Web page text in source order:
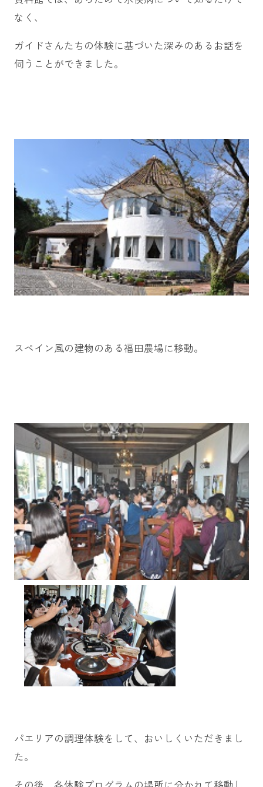
なく、
ガイドさんたちの体験に基づいた深みのあるお話を
伺うことができました。
スペイン風の建物のある福田農場に移動。
パエリアの調理体験をして、おいしくいただきまし
た。